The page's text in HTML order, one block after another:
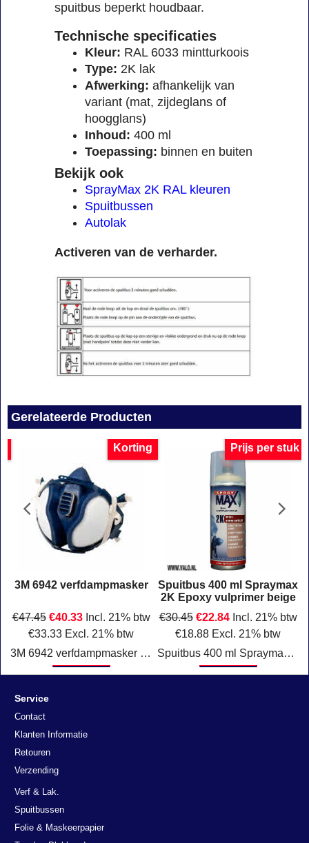
spuitbus beperkt houdbaar.
Technische specificaties
Kleur: RAL 6033 mintturkoois
Type: 2K lak
Afwerking: afhankelijk van
variant (mat, zijdeglans of
hoogglans)
Inhoud: 400 ml
Toepassing: binnen en buiten
Bekijk ook
SprayMax 2K RAL kleuren
Spuitbussen
Autolak
Activeren van de verharder.
Gerelateerde Producten
Korting
3M 6942 verfdampmasker
€47.45 €40.33 Incl. 21% btw
€33.33 Excl. 21% btw
3M 6942 verfdampmasker onderhoudsvrij Klasse: FFA2P3D Verpakking: per stuk.
Klik hier
Prijs per stuk
Spuitbus 400 ml Spraymax
2K Epoxy vulprimer beige
€30.45 €22.84 Incl. 21% btw
€18.88 Excl. 21% btw
Spuitbus 400 ml Spraymax 2K Epoxy vulprimer Beige
Klik hier
Service
Contact
Klanten Informatie
Retouren
Verzending
Verf & Lak.
Spuitbussen
Folie & Maskeerpapier